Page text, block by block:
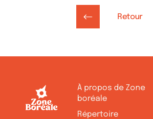
Retour
À propos de Zone
boréale
Répertoire